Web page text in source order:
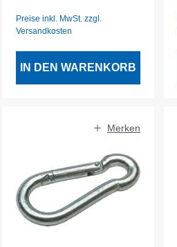
Preise inkl. MwSt. zzgl.
Versandkosten
IN DEN WARENKORB
Merken